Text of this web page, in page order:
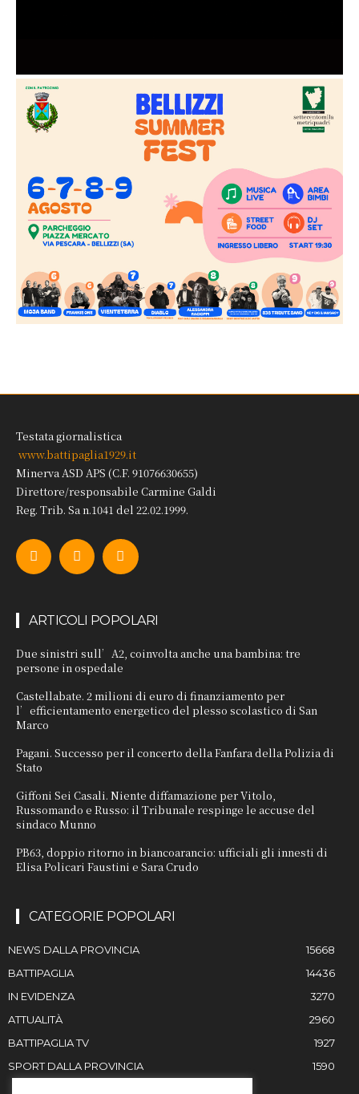
Testata giornalistica
www.battipaglia1929.it
Minerva ASD APS (C.F. 91076630655)
Direttore/responsabile Carmine Galdi
Reg. Trib. Sa n.1041 del 22.02.1999.
ARTICOLI POPOLARI
Due sinistri sull’A2, coinvolta anche una bambina: tre
persone in ospedale
Castellabate. 2 milioni di euro di finanziamento per
l’efficientamento energetico del plesso scolastico di San
Marco
Pagani. Successo per il concerto della Fanfara della Polizia di
Stato
Giffoni Sei Casali. Niente diffamazione per Vitolo,
Russomando e Russo: il Tribunale respinge le accuse del
sindaco Munno
PB63, doppio ritorno in biancoarancio: ufficiali gli innesti di
Elisa Policari Faustini e Sara Crudo
CATEGORIE POPOLARI
NEWS DALLA PROVINCIA
15668
BATTIPAGLIA
14436
IN EVIDENZA
3270
ATTUALITÀ
2960
BATTIPAGLIA TV
1927
SPORT DALLA PROVINCIA
1590